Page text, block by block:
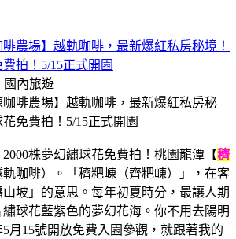
農場】越軌咖啡，最新爆紅私房秘境！
拍！5/15正式開園
國內旅遊
株夢幻繡球花免費拍！桃園龍潭【穧
軌咖啡）。「穧粑崠（齊粑崠）」，在客
坡」的意思。每年初夏時分，最讓人期
球花藍紫色的夢幻花海。你不用去陽明
月15號開放免費入園參觀，就跟著我的